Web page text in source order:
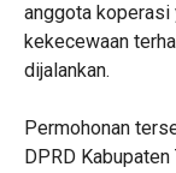
anggota koperasi
kekecewaan
dijalankan.
Permohonan
DPRD